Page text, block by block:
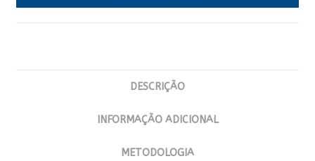
DESCRIÇÃO
INFORMAÇÃO ADICIONAL
METODOLOGIA